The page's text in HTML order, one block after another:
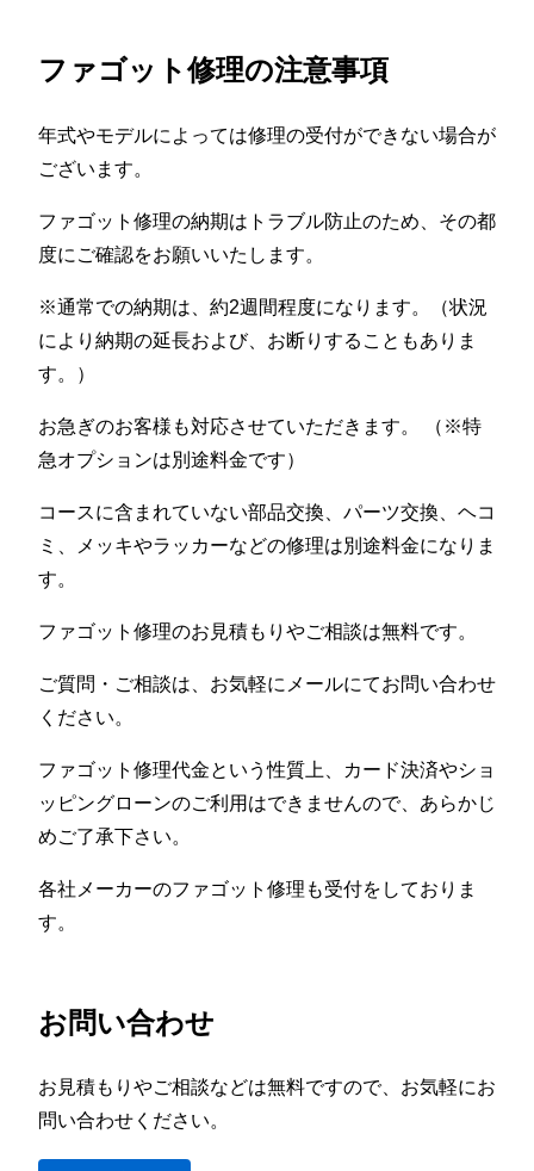
ファゴット修理の注意事項
年式やモデルによっては修理の受付ができない場合が
ございます。
ファゴット修理の納期はトラブル防止のため、その都
度にご確認をお願いいたします。
※通常での納期は、約2週間程度になります。（状況
により納期の延長および、お断りすることもありま
す。）
お急ぎのお客様も対応させていただきます。 （※特
急オプションは別途料金です）
コースに含まれていない部品交換、パーツ交換、ヘコ
ミ、メッキやラッカーなどの修理は別途料金になりま
す。
ファゴット修理のお見積もりやご相談は無料です。
ご質問・ご相談は、お気軽にメールにてお問い合わせ
ください。
ファゴット修理代金という性質上、カード決済やショ
ッピングローンのご利用はできませんので、あらかじ
めご了承下さい。
各社メーカーのファゴット修理も受付をしておりま
す。
お問い合わせ
お見積もりやご相談などは無料ですので、お気軽にお
問い合わせください。